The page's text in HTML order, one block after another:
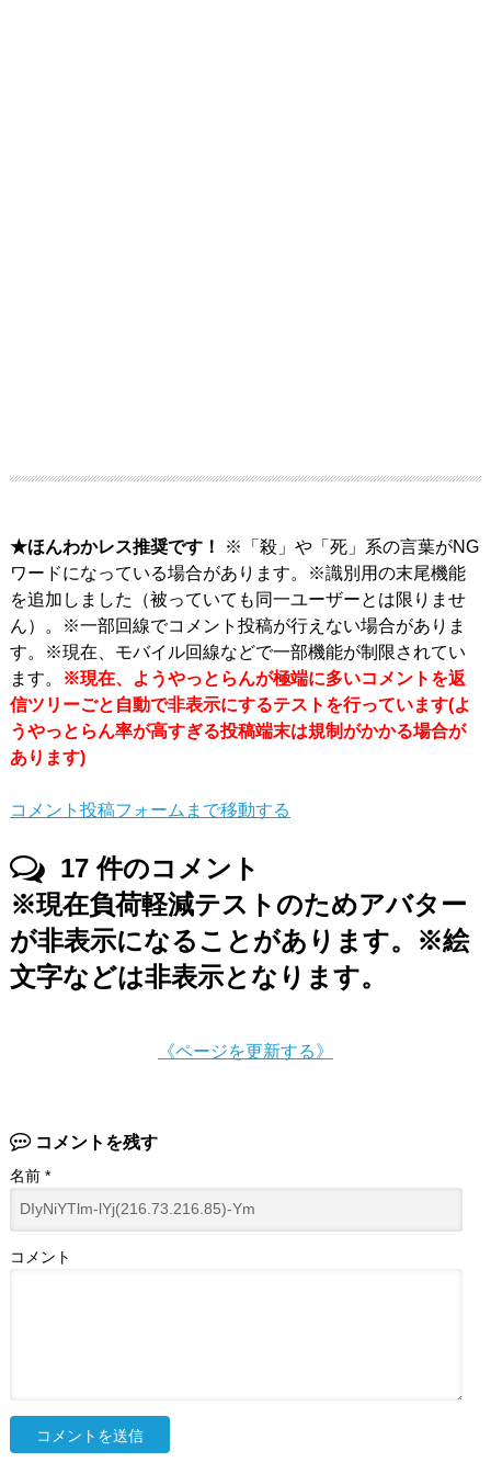
★ほんわかレス推奨です！
※「殺」や「死」系の言葉がNG
ワードになっている場合があります。※識別用の末尾機能
を追加しました（被っていても同一ユーザーとは限りませ
ん）。※一部回線でコメント投稿が行えない場合がありま
す。※現在、モバイル回線などで一部機能が制限されてい
ます。
※現在、ようやっとらんが極端に多いコメントを返
信ツリーごと自動で非表示にするテストを行っています(よ
うやっとらん率が高すぎる投稿端末は規制がかかる場合が
あります)
コメント投稿フォームまで移動する
17件のコメント
※現在負荷軽減テストのためアバター
が非表示になることがあります。※絵
文字などは非表示となります。
《ページを更新する》
コメントを残す
名前 *
コメント